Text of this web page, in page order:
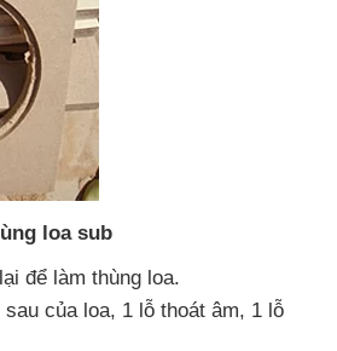
loa sub
để làm thùng loa.
sau của loa, 1 lỗ thoát âm, 1 lỗ